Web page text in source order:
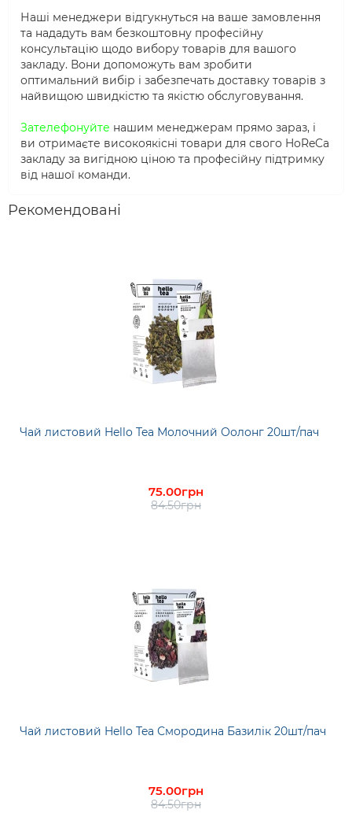
Наші менеджери відгукнуться на ваше замовлення
та нададуть вам безкоштовну професійну
консультацію щодо вибору товарів для вашого
закладу. Вони допоможуть вам зробити
оптимальний вибір і забезпечать доставку товарів з
найвищою швидкістю та якістю обслуговування.
Зателефонуйте нашим менеджерам прямо зараз, і
ви отримаєте високоякісні товари для свого HoReCa
закладу за вигідною ціною та професійну підтримку
від нашої команди.
Рекомендовані
Чай листовий Hello Tea Молочний Оолонг 20шт/пач
75.00грн
84.50грн
Чай листовий Hello Tea Смородина Базилік 20шт/пач
75.00грн
84.50грн